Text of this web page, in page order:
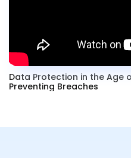
Data Protection in the Age
Preventing Breaches